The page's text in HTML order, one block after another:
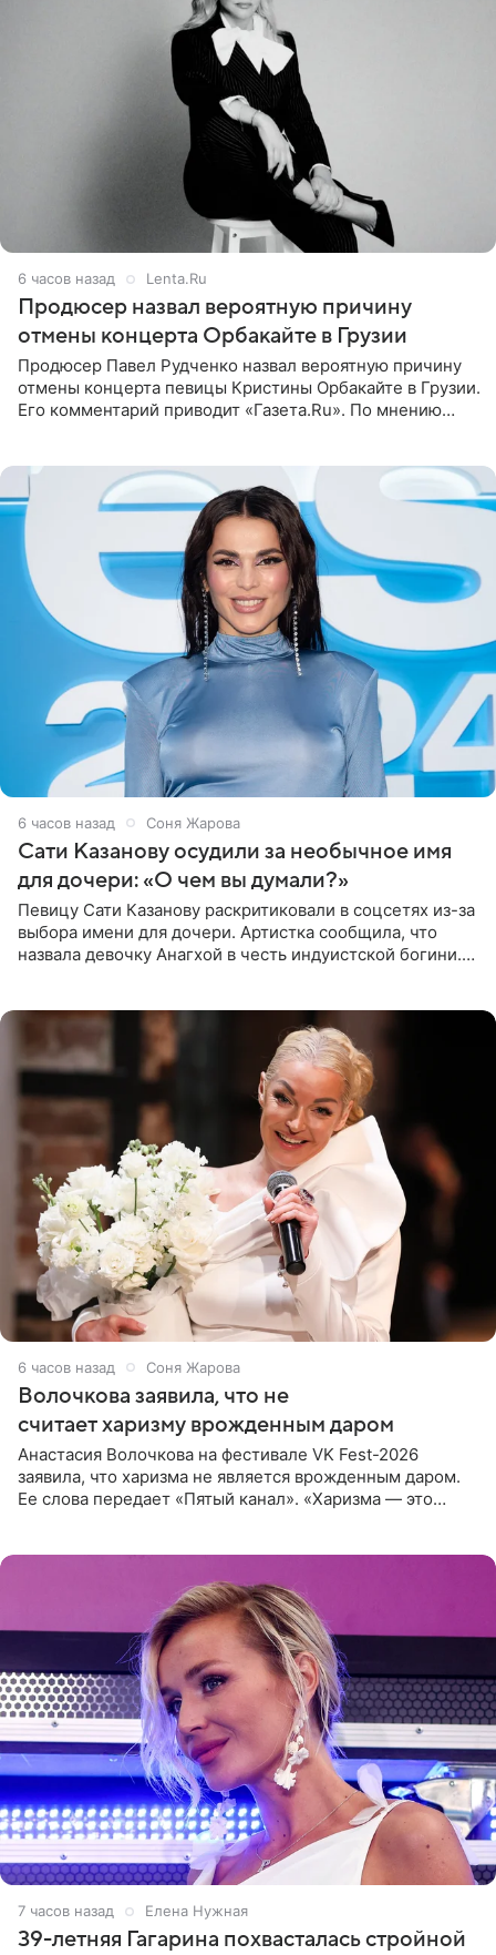
6 часов назад Lenta.Ru
Продюсер назвал вероятную причину
отмены концерта Орбакайте в Грузии
Продюсер Павел Рудченко назвал вероятную причину
отмены концерта певицы Кристины Орбакайте в Грузии.
Его комментарий приводит «Газета.Ru». По мнению
6 часов назад Соня Жарова
Сати Казанову осудили за необычное имя
для дочери: «О чем вы думали?»
Певицу Сати Казанову раскритиковали в соцсетях из-за
выбора имени для дочери. Артистка сообщила, что
назвала девочку Анагхой в честь индуистской богини.
6 часов назад Соня Жарова
Волочкова заявила, что не
считает харизму врожденным даром
Анастасия Волочкова на фестивале VK Fest-2026
заявила, что харизма не является врожденным даром.
Ее слова передает «Пятый канал». «Харизма — это
7 часов назад Елена Нужная
39-летняя Гагарина похвасталась стройной